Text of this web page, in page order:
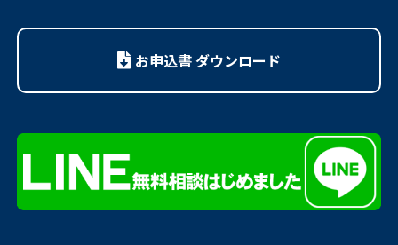
お申込書 ダウンロード